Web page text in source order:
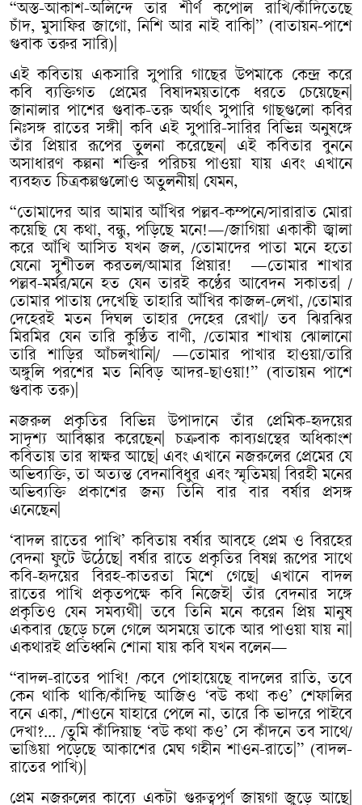
“অস্ত-আকাশ-অলিন্দে তার শীর্ণ কপোল রাখি/কাঁদিতেছে
চাঁদ,মুসাফির জাগো,নিশি আর নাই বাকি|” (বাতায়ন-পাশে
গুবাক তরুর সারি)|
এই কবিতায় একসারি সুপারি গাছের উপমাকে কেন্দ্র করে
কবি
ব্যক্তিগত প্রেমের বিষাদময়তাকে ধরতে চেয়েছেন|
জানালার পাশের গুবাক-তরু অর্থাৎ সুপারি গাছগুলো কবির
নিঃসঙ্গ রাতের সঙ্গী |কবি এই সুপারি-সারির বিভিন্ন অনুষঙ্গে
তাঁর
প্রিয়ার রূপের তুলনা করেছেন| এই কবিতার
বুননে
অসাধারণ কল্পনা শক্তির পরিচয় পাওয়া যায় এবং এখানে
ব্যবহৃত চিত্রকল্পগুলোও অতুলনীয়| যেমন,
“তোমাদের আর আমার আঁখির পল্লব-কম্পনে/সারারাত মোরা
কয়েছি যে কথা,বন্ধু,পড়িছে মনে!—/জাগিয়া একাকী জ্বালা
করে আঁখি আসিত যখন জল, /তোমাদের পাতা মনে হতো
যেনো সুশীতল করতল/আমার প্রিয়ার! —তোমার শাখার
পল্লব-মর্মর/মনে হত যেন তারই কণ্ঠের আবেদন সকাতর| /
তোমার পাতায় দেখেছি তাহারি আঁখির কাজল-লেখা, /তোমার
দেহেরই মতন দিঘল তাহার দেহের রেখা|/তব
ঝিরঝির
মিরমির যেন তারি কুণ্ঠিত বাণী, /তোমার শাখায় ঝোলানো
তারি
শাড়ির আঁচলখানি|/ —তোমার পাখার হাওয়া/তারি
অঙ্গুলি পরশের মত নিবিড় আদর-ছাওয়া!” (বাতায়ন পাশে
গুবাক তরু)|
নজরুল
প্রকৃতির বিভিন্ন উপাদানে তাঁর প্রেমিক-হৃদয়ের
সাদৃশ্য আবিষ্কার করেছেন|চক্রবাক কাব্যগ্রন্থের অধিকাংশ
কবিতায় তার স্বাক্ষর আছে| এবং এখানে নজরুলের প্রেমের যে
অভিব্যক্তি,তা অত্যন্ত বেদনাবিধুর এবং স্মৃতিময়|বিরহী মনের
অভিব্যক্তি
প্রকাশের জন্য তিনি বার বার বর্ষার
প্রসঙ্গ
এনেছেন|
‘বাদল রাতের পাখি’কবিতায় বর্ষার আবহে প্রেম ও বিরহের
বেদনা ফুটে উঠেছে |বর্ষার রাতে প্রকৃতির বিষণ্ন রূপের সাথে
কবি-হৃদয়ের বিরহ-কাতরতা মিশে গেছে| এখানে
বাদল
রাতের পাখি প্রকৃতপক্ষে কবি নিজেই|তাঁর বেদনার সঙ্গে
প্রকৃতিও
যেন সমব্যথী |তবে তিনি মনে করেন প্রিয় মানুষ
একবার ছেড়ে চলে গেলে অসময়ে তাকে আর পাওয়া যায় না
একথারই প্রতিধ্বনি শোনা যায় কবি যখন বলেন—
“বাদল-রাতের পাখি! /কবে পোহায়েছে বাদলের রাতি,তবে
কেন থাকি থাকি/কাঁদিছ আজিও ‘বউ কথা কও’ শেফালির
বনে একা, /শাওনে যাহারে পেলে না,তারে কি ভাদরে পাইবে
দেখা?... /তুমি কাঁদিয়াছ ‘বউ কথা কও’ সে কাঁদনে তব সাথে/
ভাঙিয়া পড়েছে আকাশের মেঘ গহীন শাওন-রাতে |” (বাদল-
রাতের পাখি)|
প্রেম নজরুলের কাব্যে একটা গুরুত্বপূর্ণ জায়গা জুড়ে আছে